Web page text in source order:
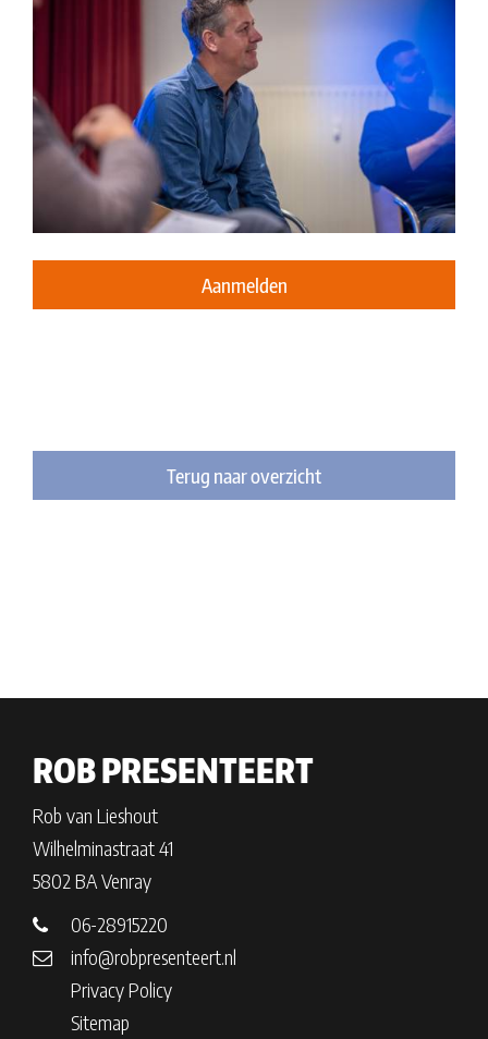
Aanmelden
Terug naar overzicht
ROB PRESENTEERT
Rob van Lieshout
Wilhelminastraat 41
5802 BA Venray
06-28915220
info@robpresenteert.nl
Privacy Policy
Sitemap